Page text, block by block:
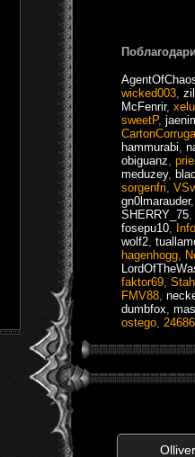
wicked003
McFenrir, xelu
sweetP,
hammurabi
obiguanz
meduzey,
sorgenfri
gn0lmarauder
SHERRY_75
fosepu10
wolf2
hagenhogg
faktor69
FMV88
dumbfox
ostego